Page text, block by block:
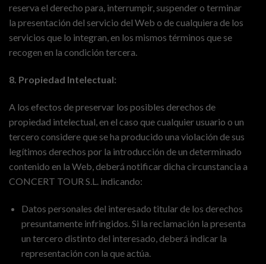
reserva el derecho para, interrumpir, suspender o terminar
la presentación del servicio del Web o de cualquiera de los
servicios que lo integran, en los mismos términos que se
recogen en la condición tercera.
8. Propiedad Intelectual:
A los efectos de preservar los posibles derechos de
propiedad intelectual, en el caso que cualquier usuario o un
tercero considere que se ha producido una violación de sus
legítimos derechos por la introducción de un determinado
contenido en la Web, deberá notificar dicha circunstancia a
CONCERT TOUR S.L. indicando:
Datos personales del interesado titular de los derechos
presuntamente infringidos. Si la reclamación la presenta
un tercero distinto del interesado, deberá indicar la
representación con la que actúa.